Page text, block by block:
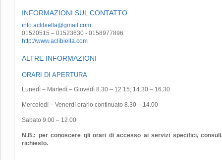
INFORMAZIONI SUL CONTATTO
info.aclibiella@gmail.com
01520515 – 01523630 - 0158977896
http://www.aclibiella.com
ALTRE INFORMAZIONI
ORARI DI APERTURA
Lunedì – Martedì – Giovedì 8.30 – 12.15; 14.30 – 16.30
Mercoledì – Venerdì orario continuato 8.30 – 14.00
Sabato 9.00 – 12.00
N.B.: per conoscere gli orari di accesso ai servizi specifici,
richiesto.